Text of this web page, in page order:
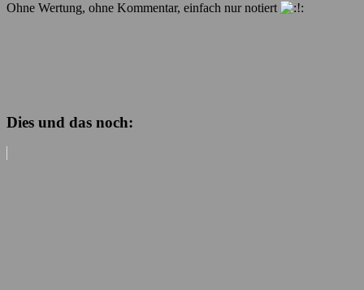
Ohne Wertung, ohne Kommentar, einfach nur notiert
Dies und das noch: